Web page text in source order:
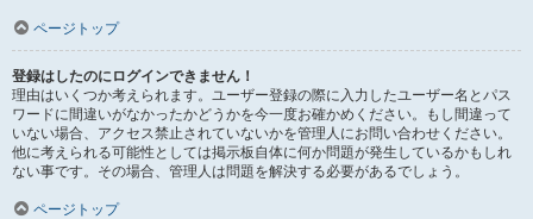
ページトップ
登録はしたのにログインできません！
理由はいくつか考えられます。ユーザー登録の際に入力したユーザー名とパス
ワードに間違いがなかったかどうかを今一度お確かめください。もし間違って
いない場合、アクセス禁止されていないかを管理人にお問い合わせください。
他に考えられる可能性としては掲示板自体に何か問題が発生しているかもしれ
ない事です。その場合、管理人は問題を解決する必要があるでしょう。
ページトップ